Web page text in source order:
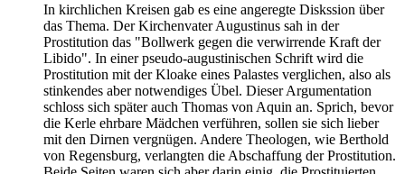
In kirchlichen Kreisen gab es eine angeregte Diskssion über
das Thema. Der Kirchenvater Augustinus sah in der
Prostitution das "Bollwerk gegen die verwirrende Kraft der
Libido". In einer pseudo-augustinischen Schrift wird die
Prostitution mit der Kloake eines Palastes verglichen, also als
stinkendes aber notwendiges Übel. Dieser Argumentation
schloss sich später auch Thomas von Aquin an. Sprich, bevor
die Kerle ehrbare Mädchen verführen, sollen sie sich lieber
mit den Dirnen vergnügen. Andere Theologen, wie Berthold
von Regensburg, verlangten die Abschaffung der Prostitution.